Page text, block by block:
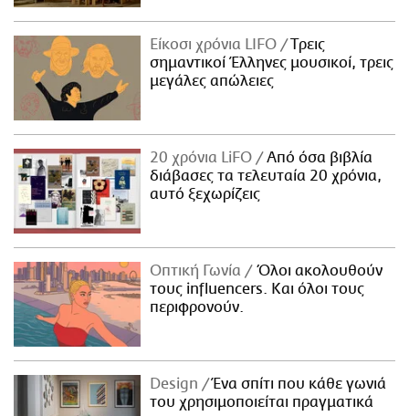
CITY GUIDE
ΑΜΠΑ
PRINT
Είκοσι χρόνια LIFO
Tρεις
σημαντικοί Έλληνες μουσικοί, τρεις
μεγάλες απώλειες
20 χρόνια LiFO
Από όσα βιβλία
διάβασες τα τελευταία 20 χρόνια,
αυτό ξεχωρίζεις
Οπτική Γωνία
Όλοι ακολουθούν
τους influencers. Και όλοι τους
περιφρονούν.
Design
Ένα σπίτι που κάθε γωνιά
του χρησιμοποιείται πραγματικά